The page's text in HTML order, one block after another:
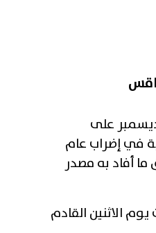
حركة القطارات بصفاقس رحلاتها يوم أمس الجمعة 14 ديسمبر على
في إضراب عام
أفاد به مصدر
الاثنين القادم